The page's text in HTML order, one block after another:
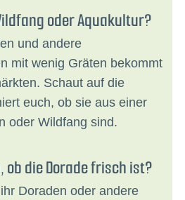
oder Aquakultur?
und andere
mit wenig Gräten bekommt
Schaut auf die
euch, ob sie aus einer
oder Wildfang sind.
ob die Dorade frisch ist?
Doraden oder andere